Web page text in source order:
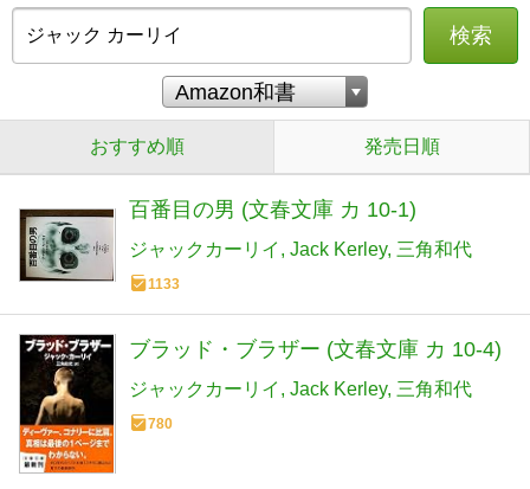
検索
おすすめ順 発売日順
百番目の男 (文春文庫 カ 10-1)
ジャックカーリイ Jack Kerley 三角和代
1133
ブラッド・ブラザー (文春文庫 カ 10-4)
ジャックカーリイ Jack Kerley 三角和代
780